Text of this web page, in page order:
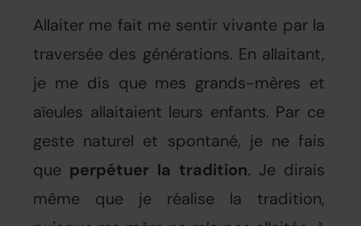
Allaiter me fait me sentir vivante par la
traversée des générations. En allaitant,
je me dis que mes grands-mères et
aïeules allaitaient leurs enfants. Par ce
geste naturel et spontané, je ne fais
que perpétuer la tradition. Je dirais
même que je réalise la tradition,